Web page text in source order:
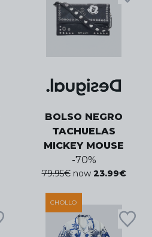
BOLSO NEGRO
TACHUELAS
MICKEY MOUSE
-70%
79.95€ now 23.99€
CHOLLO